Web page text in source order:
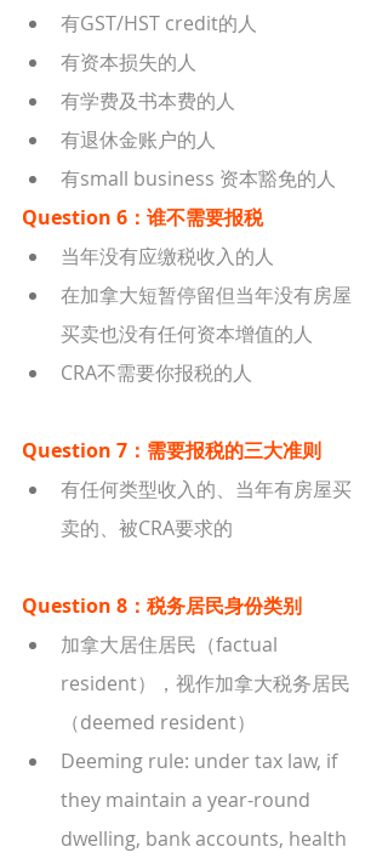
有GST/HST credit的人
有资本损失的人
有学费及书本费的人
有退休金账户的人
有small business 资本豁免的人
Question 6：谁不需要报税
当年没有应缴税收入的人
在加拿大短暂停留但当年没有房屋
买卖也没有任何资本增值的人
CRA不需要你报税的人
Question 7：需要报税的三大准则
有任何类型收入的、当年有房屋买
卖的、被CRA要求的
Question 8：税务居民身份类别
加拿大居住居民（factual
resident），视作加拿大税务居民
（deemed resident）
Deeming rule: under tax law, if
they maintain a year-round
dwelling, bank accounts, health